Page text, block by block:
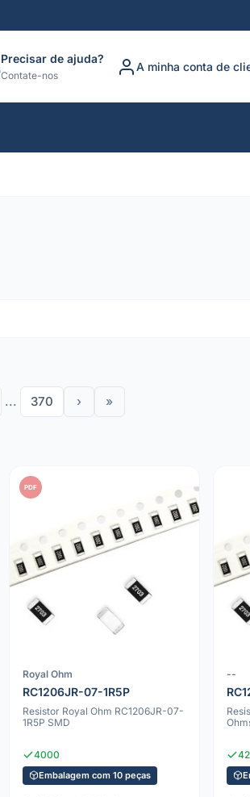
Precisar de ajuda?
Contate-nos
A minha conta de
... 370 › »
PDF
Royal Ohm
RC1206JR-07-1R5P
Resistor Royal Ohm RC1206JR-07-
1R5P SMD
4000
Embalagem com 10 peças
--